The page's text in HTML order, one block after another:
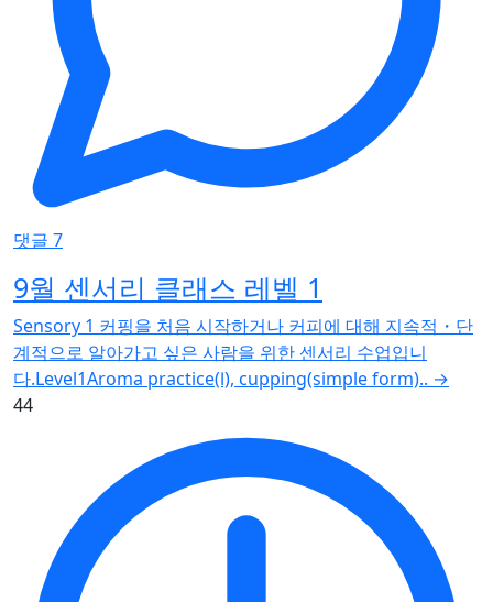
댓글 7
9월 센서리 클래스 레벨 1
Sensory 1 커핑을 처음 시작하거나 커피에 대해 지속적・단
계적으로 알아가고 싶은 사람을 위한 센서리 수업입니
다.Level1Aroma practice(Ⅰ), cupping(simple form).. →
44